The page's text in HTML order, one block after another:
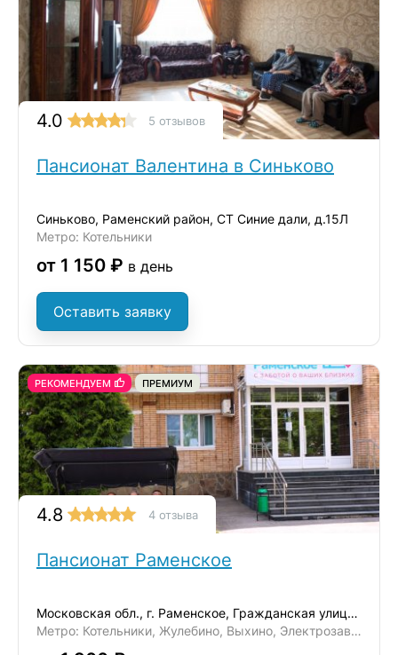
4.0 5 отзывов
Пансионат Валентина в Синьково
Синьково, Раменский район, СТ Синие дали, д.15Л
Метро: Котельники
от 1 150 ₽ в день
Оставить заявку
РЕКОМЕНДУЕМ ПРЕМИУМ
4.8 4 отзыва
Пансионат Раменское
Московская обл., г. Раменское, Гражданская улица, 47
Метро: Котельники, Жулебино, Выхино, Электрозаводская, Комсомольская